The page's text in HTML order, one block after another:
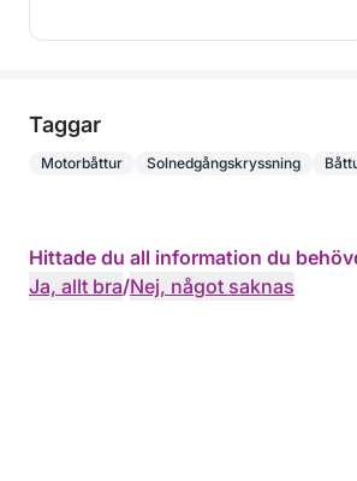
Taggar
Motorbåttur Solnedgångskryssning
Hittade du all information du
Ja, allt bra/Nej, något saknas